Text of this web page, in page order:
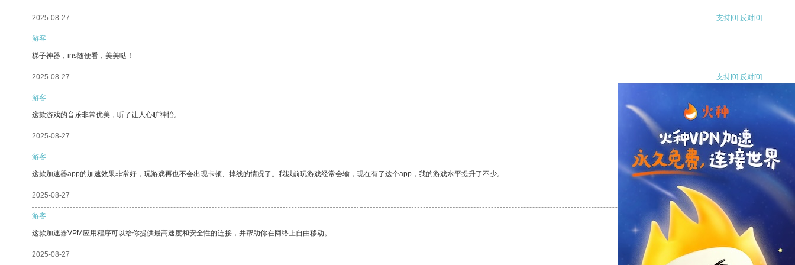
2025-08-27 支持[0] 反对[0]
游客
梯子神器，ins随便看，美美哒！
2025-08-27 支持[0] 反对[0]
游客
这款游戏的音乐非常优美，听了让人心旷神怡。
2025-08-27 支持[0] 反对
游客
这款加速器app的加速效果非常好，玩游戏再也不会出现卡顿、掉线的情况了。我以前玩游戏经常会输，现在有了这个app，我的游戏水平提升了不少。
2025-08-27 支持
游客
这款加速器VPM应用程序可以给你提供最高速度和安全性的连接，并帮助你在网络上自由移动。
2025-08-27 反对 [0]